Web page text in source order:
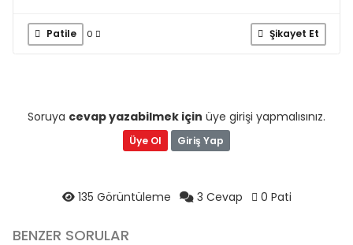
Patile 0 Şikayet Et
Soruya cevap yazabilmek için üye girişi yapmalısınız.
Üye Ol Giriş Yap
135 Görüntüleme 3 Cevap 0 Pati
BENZER SORULAR